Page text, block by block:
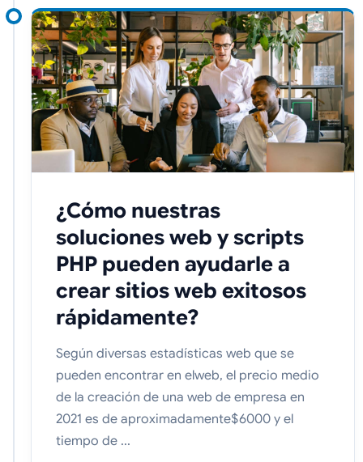
¿Cómo nuestras
soluciones web y scripts
PHP pueden ayudarle a
crear sitios web exitosos
rápidamente?
Según diversas estadísticas web que se
pueden encontrar en elweb, el precio medio
de la creación de una web de empresa en
2021 es de aproximadamente$6000 y el
tiempo de ...